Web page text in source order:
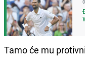
Tamo će mu